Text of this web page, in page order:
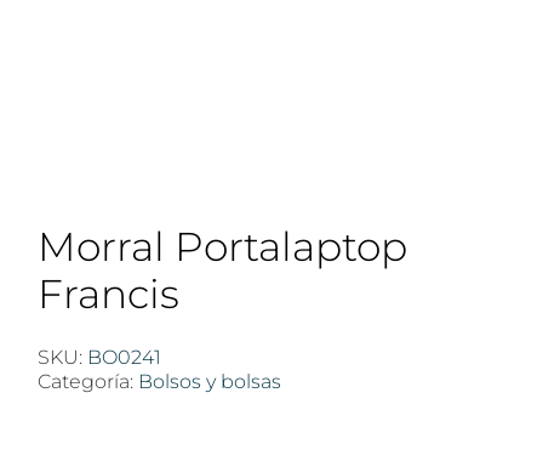
Morral Portalaptop
Francis
SKU: BO0241
Categoría: Bolsos y bolsas